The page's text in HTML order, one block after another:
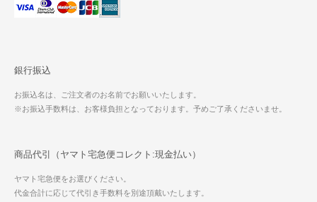
銀行振込
お振込名は、ご注文者のお名前でお願いいたします。
※お振込手数料は、お客様負担となっております。予めご了承くださいませ。
商品代引（ヤマト宅急便コレクト:現金払い）
ヤマト宅急便をお選びください。
代金合計に応じて代引き手数料を別途頂戴いたします。